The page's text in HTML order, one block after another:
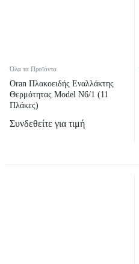
Όλα τα Προϊόντα
Oran Πλακοειδής Εναλλάκτης
Θερμότητας Model N6/1 (11
Πλάκες)
Συνδεθείτε για τιμή